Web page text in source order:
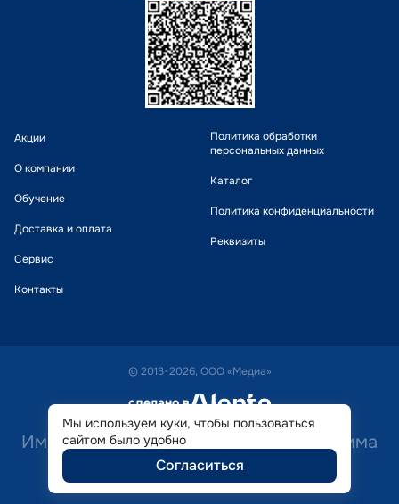
Акции
О компании
Обучение
Доставка и оплата
Сервис
Контакты
Политика обработки
персональных данных
Каталог
Политика конфиденциальности
Реквизиты
© 2013-2026, ООО «Медиа»
сделано в alente
Имеются противопоказания. Необходима
консультация специалиста.
Мы используем куки, чтобы пользоваться
сайтом было удобно
Согласиться